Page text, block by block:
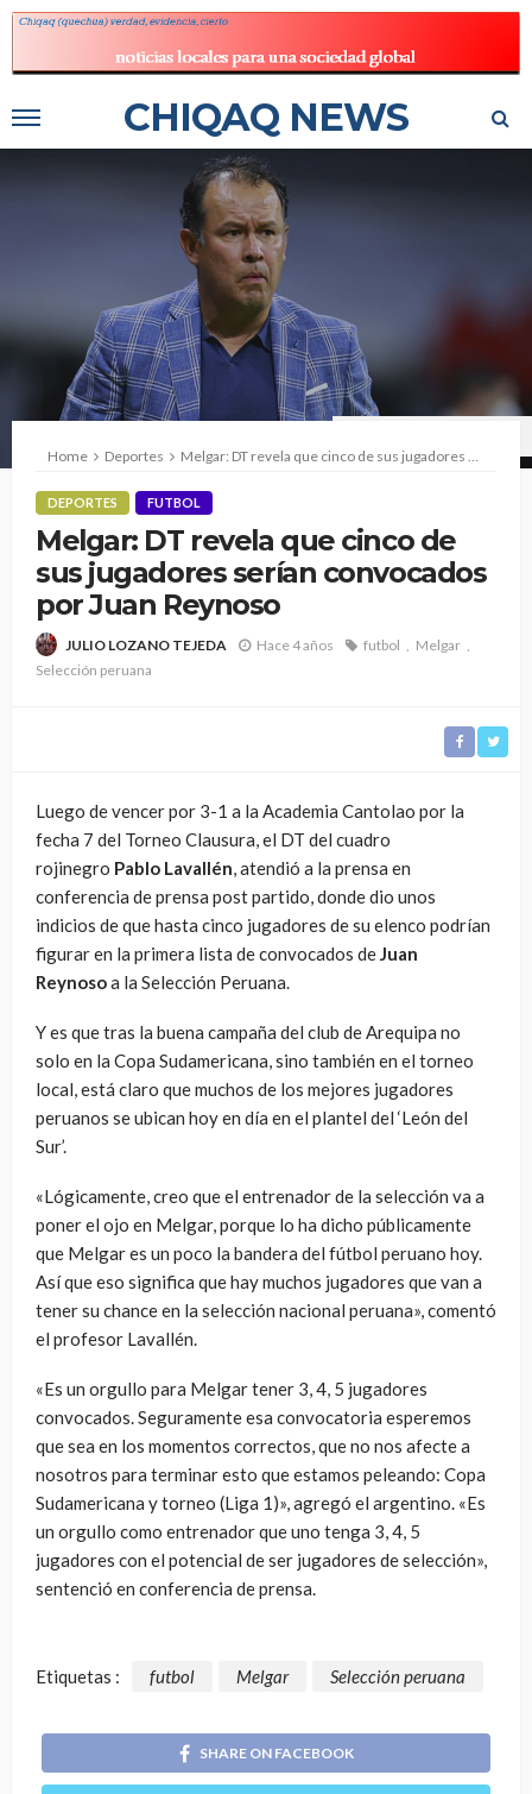
CHIQAQ NEWS
Home
Deportes Melgar: DT revela que cinco de sus jugadores serían convocados por Juan Reynoso
DEPORTES FUTBOL
Melgar: DT revela que cinco de
sus jugadores serían convocados
por Juan Reynoso
JULIO LOZANO TEJEDA Hace 4 años futbol
Melgar
Selección peruana
Luego de vencer por 3-1 a la Academia Cantolao por la
fecha 7 del Torneo Clausura, el DT del cuadro
rojinegro Pablo Lavallén, atendió a la prensa en
conferencia de prensa post partido, donde dio unos
indicios de que hasta cinco jugadores de su elenco podrían
figurar en la primera lista de convocados deJuan
Reynosoa la Selección Peruana.
Y es que tras la buena campaña del club de Arequipa no
solo en la Copa Sudamericana, sino también en el torneo
local, está claro que muchos de los mejores jugadores
peruanos se ubican hoy en día en el plantel del ‘León del
Sur’.
«Lógicamente, creo que el entrenador de la selección va a
poner el ojo en Melgar, porque lo ha dicho públicamente
que Melgar es un poco la bandera del fútbol peruano hoy.
Así que eso significa que hay muchos jugadores que van a
tener su chance en la selección nacional peruana», comentó
el profesor Lavallén.
«Es un orgullo para Melgar tener 3, 4, 5 jugadores
convocados. Seguramente esa convocatoria esperemos
que sea en los momentos correctos, que no nos afecte a
nosotros para terminar esto que estamos peleando: Copa
Sudamericana y torneo (Liga 1)», agregó el argentino. «Es
un orgullo como entrenador que uno tenga 3, 4, 5
jugadores con el potencial de ser jugadores de selección»,
sentenció en conferencia de prensa.
Etiquetas : futbol Melgar Selección peruana
SHARE ON FACEBOOK